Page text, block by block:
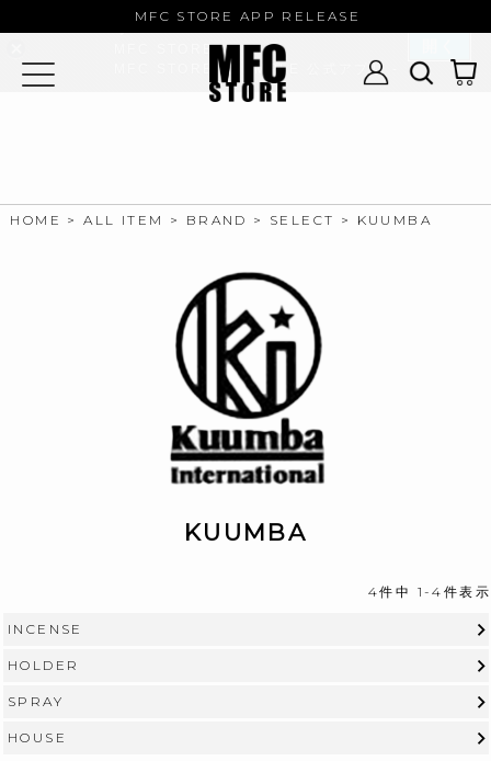
MFC STORE APP RELEASE
HOME ALL ITEM BRAND SELECT KUUMBA
KUUMBA
4件中 1 -4 件表示
INCENSE
HOLDER
SPRAY
HOUSE
MFC STORE
MFC STORE/EXAMPLE 公式アプリ -
Google Play